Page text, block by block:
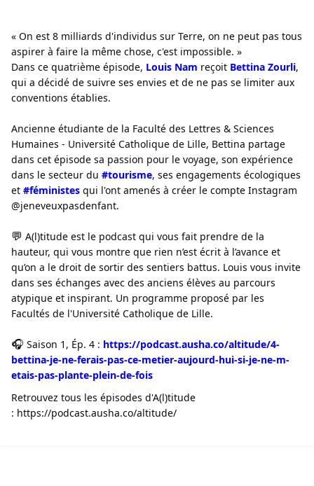
« On est 8 milliards d'individus sur Terre, on ne peut pas tous
aspirer à faire la même chose, c'est impossible. »
Dans ce quatrième épisode, Louis Nam reçoit Bettina Zourli,
qui a décidé de suivre ses envies et de ne pas se limiter aux
conventions établies.
Ancienne étudiante de la Faculté des Lettres & Sciences
Humaines - Université Catholique de Lille, Bettina partage
dans cet épisode sa passion pour le voyage, son expérience
dans le secteur du #tourisme, ses engagements écologiques
et #féministes qui l'ont amenés à créer le compte Instagram
@jeneveuxpasdenfant.
💬 A(l)titude est le podcast qui vous fait prendre de la
hauteur, qui vous montre que rien n’est écrit à l’avance et
qu’on a le droit de sortir des sentiers battus. Louis vous invite
dans ses échanges avec des anciens élèves au parcours
atypique et inspirant. Un programme proposé par les
Facultés de l'Université Catholique de Lille.
🎧 Saison 1, Ép. 4 : https://podcast.ausha.co/altitude/4-
bettina-je-ne-ferais-pas-ce-metier-aujourd-hui-si-je-ne-m-
etais-pas-plante-plein-de-fois
Retrouvez tous les épisodes d'A(l)titude
: https://podcast.ausha.co/altitude/